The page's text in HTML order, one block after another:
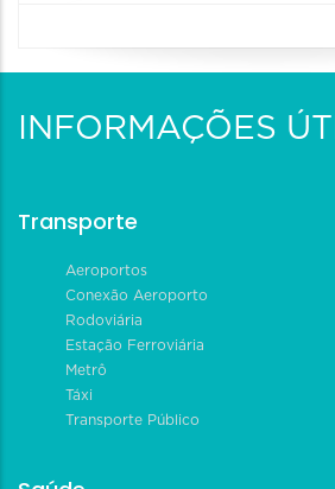
INFORMAÇÕES
Transporte
Aeroportos
Conexão Aeroporto
Rodoviária
Estação Ferroviária
Metrô
Táxi
Transporte Público